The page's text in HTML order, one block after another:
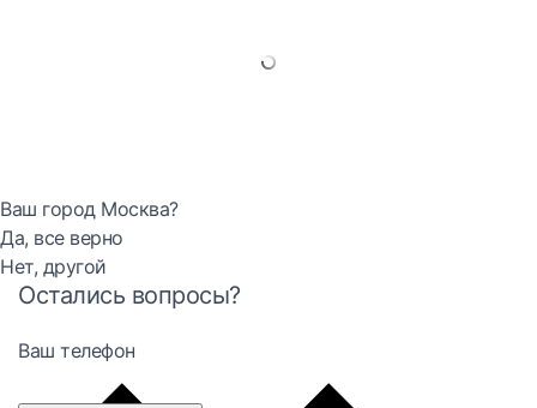
Ваш город Москва?
Да, все верно
Нет, другой
Остались вопросы?
Ваш телефон